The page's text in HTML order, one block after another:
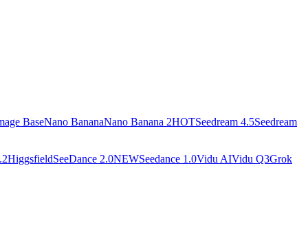
BaseNano BananaNano Banana 2HOTSeedream 4.5Seedream
HiggsfieldSeeDance 2.0NEWSeedance 1.0Vidu AIVidu Q3Grok